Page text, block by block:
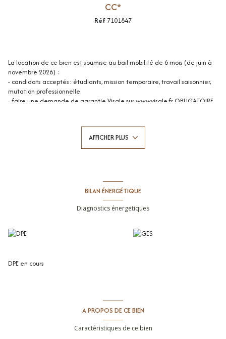
CC*
Réf 7101847
La location de ce bien est soumise au bail mobilité de 6 mois (de juin à
novembre 2026) :
- candidats acceptés: étudiants, mission temporaire, travail saisonnier,
mutation professionnelle
- faire une demande de garantie Visale sur www.visale.fr OBLIGATOIRE
appartement T2 meublé de 42,60m² habitable comprenant : une
entrée avec placard/penderie, pièce de vie lumineuse avec coin cuisine
aménagée/équipée, beau balcon de 13m², une grande chambre avec
DISPONIBLE au 1er juin 2026.
TEOM). Pas de dépôt de garantie. Honoraires à la charge du locataire:
Votre interlocutrice privilégiée: Célia Bihi, agent commercial
AFFICHER PLUS
BILAN ÉNERGÉTIQUE
Diagnostics énergetiques
DPE en cours
A PROPOS DE CE BIEN
Caractéristiques de ce bien